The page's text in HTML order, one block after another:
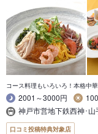
コース料理もいろいろ！本格中
2001～3000円
神戸市営地下鉄西神･
口コミ投稿特典対象店